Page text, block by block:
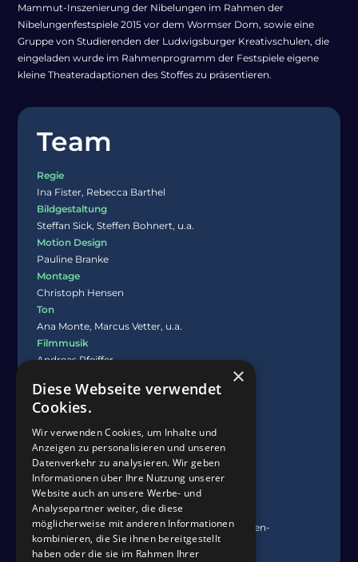
Mammut-Inszenierung der Nibelungen im Rahmen der
Nibelungenfestspiele 2015 vor dem Wormser Dom, sowie eine
Gruppe von Studierenden der Ludwigsburger Kreativschulen, die
eingeladen wurde im Rahmenprogramm der Festspiele eigene
kleine Theateradaptionen des Stoffes zu präsentieren.
Team
Regie
Ina Fister, Rebecca Barthel
Bildgestaltung
Steffan Sick, Steffen Bohnert, u.a.
Motion Design
Pauline Branke
Montage
Christoph Hensen
Ton
Ana Monte, Marcus Vetter, u.a.
Filmmusik
Andreas Pfeiffer
Paulina Weiner, Karl Heinz Herber
Mischung
Laura Schnaufer
Producing
Daniela Drewke
Produktion
Filmakademie Baden-Württemberg GmbH
Koproduktion
SWR, Akademie der Darstellenden Kunst Baden-
Württemberg
×
Diese Webseite verwendet
Cookies.
Wir verwenden Cookies, um Inhalte und
Anzeigen zu personalisieren und unseren
Datenverkehr zu analysieren. Wir geben
Informationen über Ihre Nutzung unserer
Website auch an unsere Werbe- und
Analysepartner weiter, die diese
möglicherweise mit anderen Informationen
kombinieren, die Sie ihnen bereitgestellt
haben oder die sie im Rahmen Ihrer